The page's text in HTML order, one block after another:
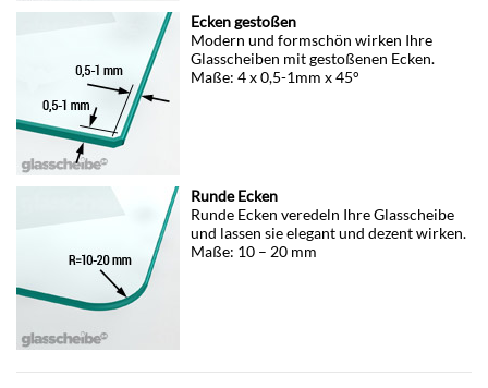
Ecken gestoßen
Modern und formschön wirken Ihre
Glasscheiben mit gestoßenen Ecken.
Maße: 4 x 0,5-1mm x 45°
Runde Ecken
Runde Ecken veredeln Ihre Glasscheibe
und lassen sie elegant und dezent wirken.
Maße: 10 – 20 mm